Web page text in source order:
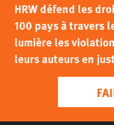
HRW défend les
100 pays à travers
lumière les
leurs auteurs en